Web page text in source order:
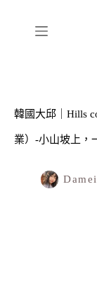
韓國大邱｜Hills
業）-小山坡上，
Damei